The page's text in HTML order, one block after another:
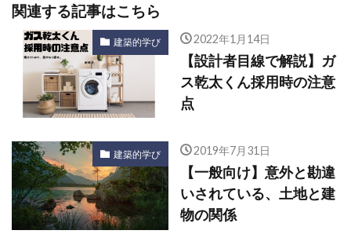
関連する記事はこちら
建築的学び 2022年1月14日
【設計者目線で解説】ガ
ス乾太くん採用時の注意
点
建築的学び 2019年7月31日
【一般向け】意外と勘違
いされている、土地と建
物の関係